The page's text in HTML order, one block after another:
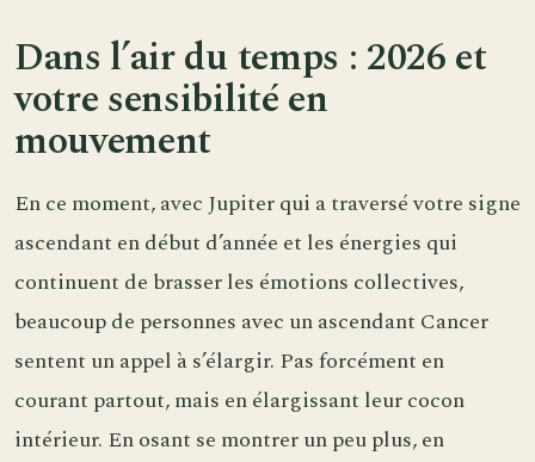
Dans l’air du temps : 2026 et
votre sensibilité en
mouvement
En ce moment, avec Jupiter qui a traversé votre signe
ascendant en début d’année et les énergies qui
continuent de brasser les émotions collectives,
beaucoup de personnes avec un ascendant Cancer
sentent un appel à s’élargir. Pas forcément en
courant partout, mais en élargissant leur cocon
intérieur. En osant se montrer un peu plus, en